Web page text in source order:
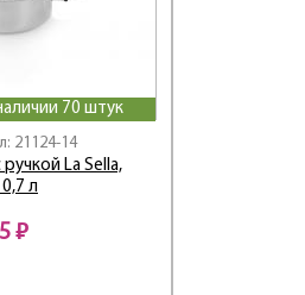
70 штук
21124-14
La Sella,
л
₽